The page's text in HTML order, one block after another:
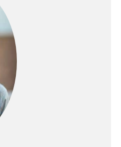
est disponible en finition
NOIRE moderne ou en
ROUILLE rustique,
s'adaptant à tous les
styles de jardin.
ACCESSOIRES INCLUS:
Le BonSolo est livré avec
une GRILLE DE CUISSON
et un POKER, vous
permettant de faire un
barbecue et de gérer le